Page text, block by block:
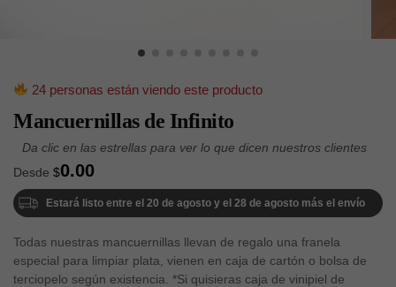
24 personas están viendo este producto
Mancuernillas de Infinito
Desde $0.00
Estará listo entre el 20 de agosto y el 28 de agosto más el envío
Todas nuestras mancuernillas llevan de regalo una franela
especial para limpiar plata, vienen en caja de cartón o bolsa de
terciopelo según existencia. *Si quisieras caja de vinipiel de